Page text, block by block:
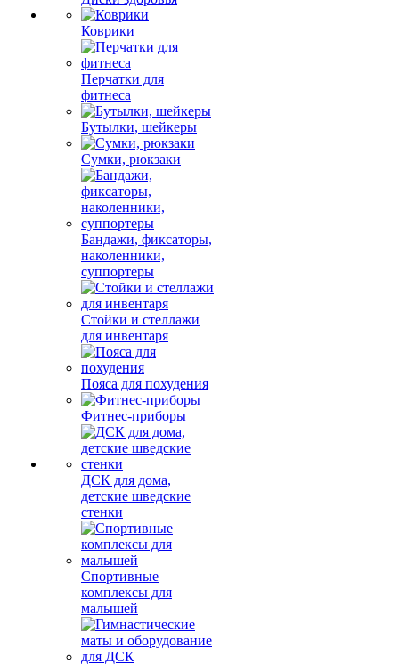
Коврики
Перчатки для
фитнеса
Бутылки, шейкеры
Сумки, рюкзаки
Бандажи, фиксаторы,
наколенники,
суппортеры
Стойки и стеллажи
для инвентаря
Пояса для похудения
Фитнес-приборы
ДСК для дома,
детские шведские
стенки
Спортивные
комплексы для
малышей